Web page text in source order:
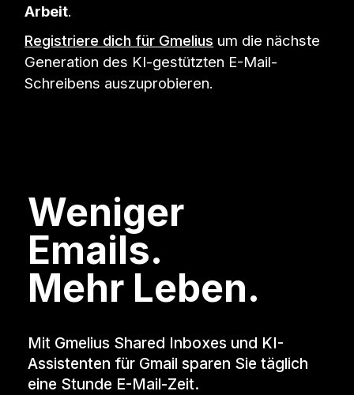
Arbeit.
Registriere dich für Gmelius um die nächste
Generation des KI-gestützten E-Mail-
Schreibens auszuprobieren.
Weniger
Emails.
Mehr Leben.
Mit Gmelius Shared Inboxes und KI-
Assistenten für Gmail sparen Sie täglich
eine Stunde E-Mail-Zeit.